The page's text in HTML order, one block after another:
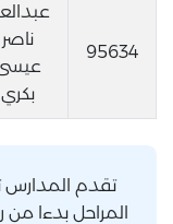
95634
ناصر
بكري
تقدم المدارس
المراحل بدءا من